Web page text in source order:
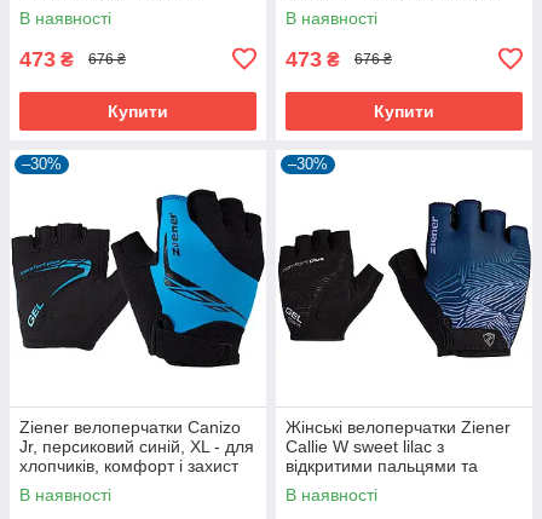
В наявності
473 ₴ 676 ₴
Купити
В наявності
473 ₴ 676 ₴
Купити
–30%
Ziener велоперчатки Canizo
Jr, персиковий синій, XL - для
хлопчиків, комфорт і захист
В наявності
–30%
Жінські велоперчатки Ziener
Callie W sweet lilac з
відкритими пальцями та
дихаючою шкірою Amara
В наявності